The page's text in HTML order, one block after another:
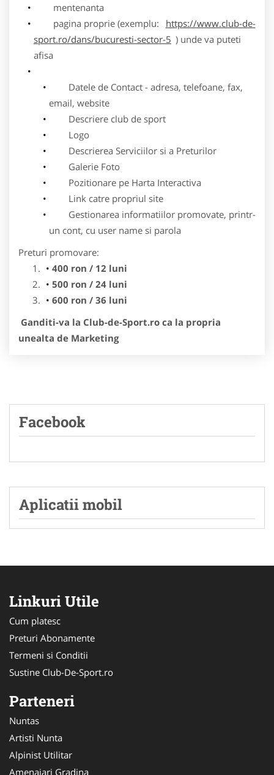
mentenanta
pagina proprie (exemplu:
https://www.club-de-
sport.ro/dans/bucuresti-sector-5 ) unde va puteti
afisa
Datele de Contact - adresa, telefoane, fax,
email, website
Descriere club de sport
Logo
Descrierea Serviciilor si a Preturilor
Galerie Foto
Pozitionare pe Harta Interactiva
Link catre propriul site
Gestionarea informatiilor promovate, printr-
un cont, cu user name si parola
Preturi promovare:
400 ron / 12 luni
500 ron / 24 luni
600 ron / 36 luni
Ganditi-va la Club-de-Sport.ro ca la propria
unealta de Marketing
Facebook
Aplicatii mobil
Linkuri Utile
Cum platesc
Preturi Abonamente
Termeni si Conditii
Sustine Club-De-Sport.ro
Parteneri
Nuntas
Artisti Nunta
Alpinist Utilitar
Amenajari Gradina